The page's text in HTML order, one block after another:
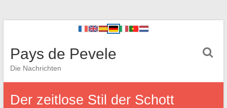
Pays de Pevele
Die Nachrichten
Der zeitlose Stil der Schott